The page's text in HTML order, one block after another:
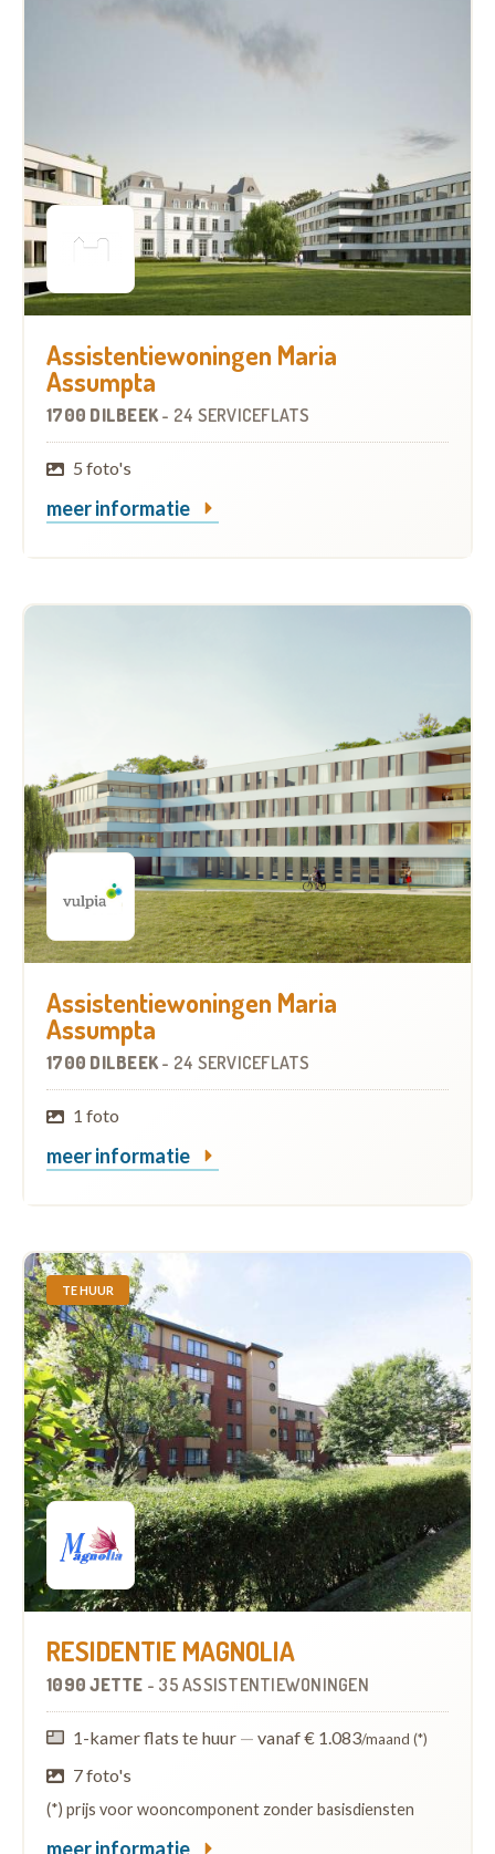
Assistentiewoningen Maria
Assumpta
1700 DILBEEK- 24 SERVICEFLATS
5 foto's
meer informatie
Assistentiewoningen Maria
Assumpta
1700 DILBEEK- 24 SERVICEFLATS
1 foto
meer informatie
TE HUUR
RESIDENTIE MAGNOLIA
1090 JETTE - 35 ASSISTENTIEWONINGEN
1-kamer flats te huur — vanaf € 1.083/maand (*)
7 foto's
(*) prijs voor wooncomponent zonder basisdiensten
meer informatie